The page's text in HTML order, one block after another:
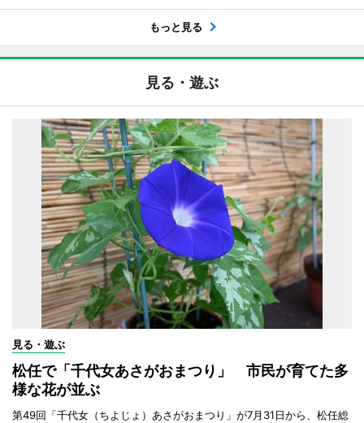
もっと見る
見る・遊ぶ
見る・遊ぶ
松任で「千代女あさがおまつり」 市民が育てた多
様な花が並ぶ
第49回「千代女（ちよじょ）あさがおまつり」が7月31日から、松任総